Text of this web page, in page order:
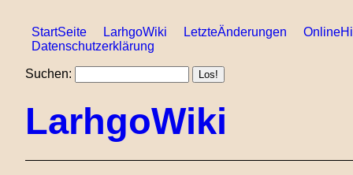
StartSeite LarhgoWiki LetzteÄnderungen
Datenschutzerklärung
Suchen:
LarhgoWiki